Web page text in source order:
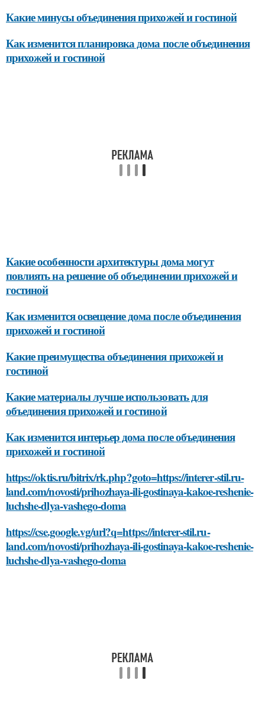
Какие минусы объединения прихожей и гостиной
Как изменится планировка дома после объединения
прихожей и гостиной
Какие особенности архитектуры дома могут
повлиять на решение об объединении прихожей и
гостиной
Как изменится освещение дома после объединения
прихожей и гостиной
Какие преимущества объединения прихожей и
гостиной
Какие материалы лучше использовать для
объединения прихожей и гостиной
Как изменится интерьер дома после объединения
прихожей и гостиной
https://oktis.ru/bitrix/rk.php?goto=https://interer-stil.ru-
land.com/novosti/prihozhaya-ili-gostinaya-kakoe-reshenie-
luchshe-dlya-vashego-doma
https://cse.google.vg/url?q=https://interer-stil.ru-
land.com/novosti/prihozhaya-ili-gostinaya-kakoe-reshenie-
luchshe-dlya-vashego-doma